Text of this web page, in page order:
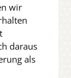
wir
daraus
als